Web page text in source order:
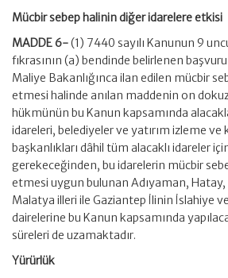
Mücbir sebep halinin diğer idarelere etkisi
MADDE 6-(1) 7440 sayılı Kanunun 9
fıkrasının (a) bendinde belirlenen
Maliye Bakanlığınca ilan edilen mücbir
etmesi halinde anılan maddenin on
hükmünün bu Kanun kapsamında
idareleri, belediyeler ve yatırım izleme
başkanlıkları dâhil tüm alacaklı idareler
gerekeceğinden, bu idarelerin mücbir
etmesi uygun bulunan Adıyaman,
Malatya illeri ile Gaziantep İlinin İslahiye
dairelerine bu Kanun kapsamında
süreleri de uzamaktadır.
Yürürlük